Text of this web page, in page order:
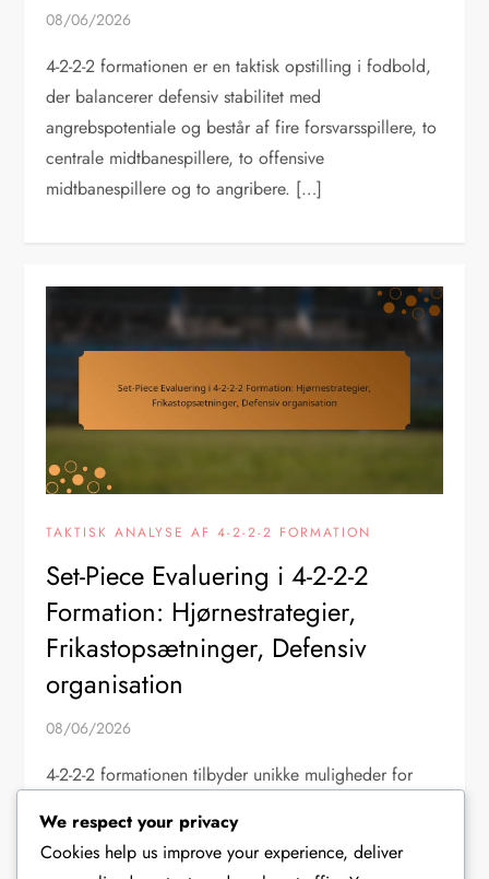
08/06/2026
4-2-2-2 formationen er en taktisk opstilling i fodbold,
der balancerer defensiv stabilitet med
angrebspotentiale og består af fire forsvarsspillere, to
centrale midtbanespillere, to offensive
midtbanespillere og to angribere. […]
TAKTISK ANALYSE AF 4-2-2-2 FORMATION
Set-Piece Evaluering i 4-2-2-2
Formation: Hjørnestrategier,
Frikastopsætninger, Defensiv
organisation
08/06/2026
4-2-2-2 formationen tilbyder unikke muligheder for
hjørnespark og frispark. Ved at implementere
strategiske hjørnesparkstaktikker og strukturerede
We respect your privacy
Cookies help us improve your experience, deliver